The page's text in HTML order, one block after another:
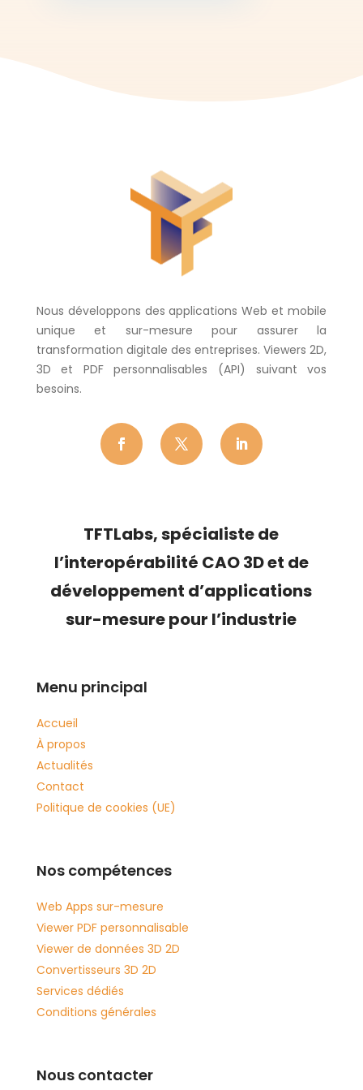
Nous développons des applications Web et mobile
unique et sur-mesure pour assurer la
transformation digitale des entreprises. Viewers 2D,
3D et PDF personnalisables (API) suivant vos
besoins.
TFTLabs, spécialiste de
l’interopérabilité CAO 3Det de
développement d’applications
sur-mesure pour l’industrie
Menu principal
Accueil
À propos
Actualités
Contact
Politique de cookies (UE)
Nos compétences
Web Apps sur-mesure
Viewer PDF personnalisable
Viewer de données 3D 2D
Convertisseurs 3D 2D
Services dédiés
Conditions générales
Nous contacter